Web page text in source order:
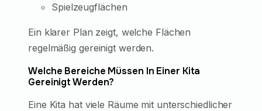
Spielzeugflächen
Ein klarer Plan zeigt, welche Flächen
regelmäßig gereinigt werden.
Welche Bereiche Müssen In Einer Kita
Gereinigt Werden?
Eine Kita hat viele Räume mit unterschiedlicher